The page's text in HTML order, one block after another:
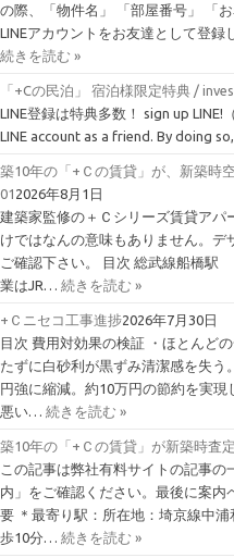
の際、「物件名」 「部屋番号」 「
LINEアカウントをお友達として登
続きを読む »
「+Cの民泊」 宿泊様限定特典 /
LINE登録は特典多数！ sign up LINE!
LINE account as a friend. By doing
築10年の「+Ｃの賃貸」が、新築時
01 2026年8月1日
建築家監修の＋Ｃシリーズ賃貸アパ
けではなんの意味もありません。
ご確認下さい。 目次 総武線船橋
業はJR… 続きを読む »
+Ｃニセコ工事進捗2026年7月30日
目次 費用対効果の検証 ・ほとんど
たずに白砂利が黒ずみ清潔感を失
円強に縮減。約10万円の節約を実
悪い… 続きを読む »
築10年の「+Ｃの賃貸」が新築時査
この記事は弊社有料サイトの記事
内」をご確認ください。最後に案内
要 ＊最寄り駅：所在地：埼京線中
歩10分… 続きを読む »